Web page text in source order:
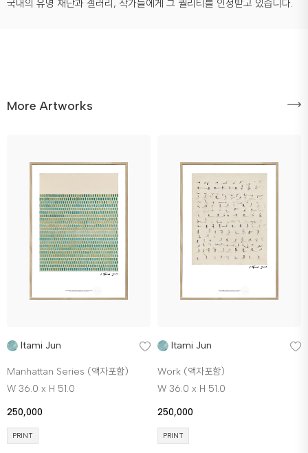
국내의 유명 재단과 갤러리, 작가들에게 그 퀄리티를 인정받고 있습니다.
More Artworks
Itami Jun
Manhattan Series (액자포함)
W 36.0 x H 51.0
250,000
PRINT
Itami Jun
Work (액자포함)
W 36.0 x H 51.0
250,000
PRINT